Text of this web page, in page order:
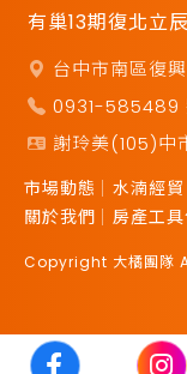
有巢13期復北立
台中市南區復
0931-585489
謝玲美(105)中
市場動態 水湳經貿
關於我們
房產工
Copyright 大橘團隊